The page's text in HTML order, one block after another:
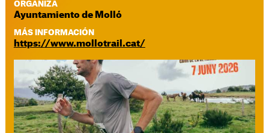
ORGANIZA
Ayuntamiento de Molló
MÁS INFORMACIÓN
https://www.mollotrail.cat/